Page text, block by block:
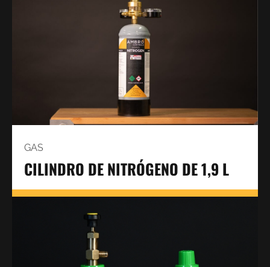
GAS
CILINDRO DE NITRÓGENO DE 1,9 L